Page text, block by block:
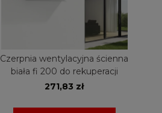
Czerpnia wentylacyjna ścienna
biała fi 200 do rekuperacji
271,83 zł